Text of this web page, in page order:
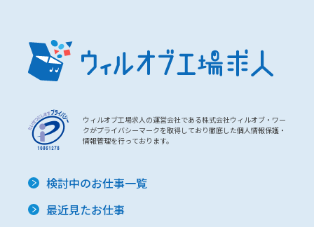
ウィルオブ工場求人の運営会社である株式会社ウィルオブ・ワー
クがプライバシーマークを取得しており徹底した個人情報保護・
情報管理を行っております。
検討中のお仕事一覧
最近見たお仕事